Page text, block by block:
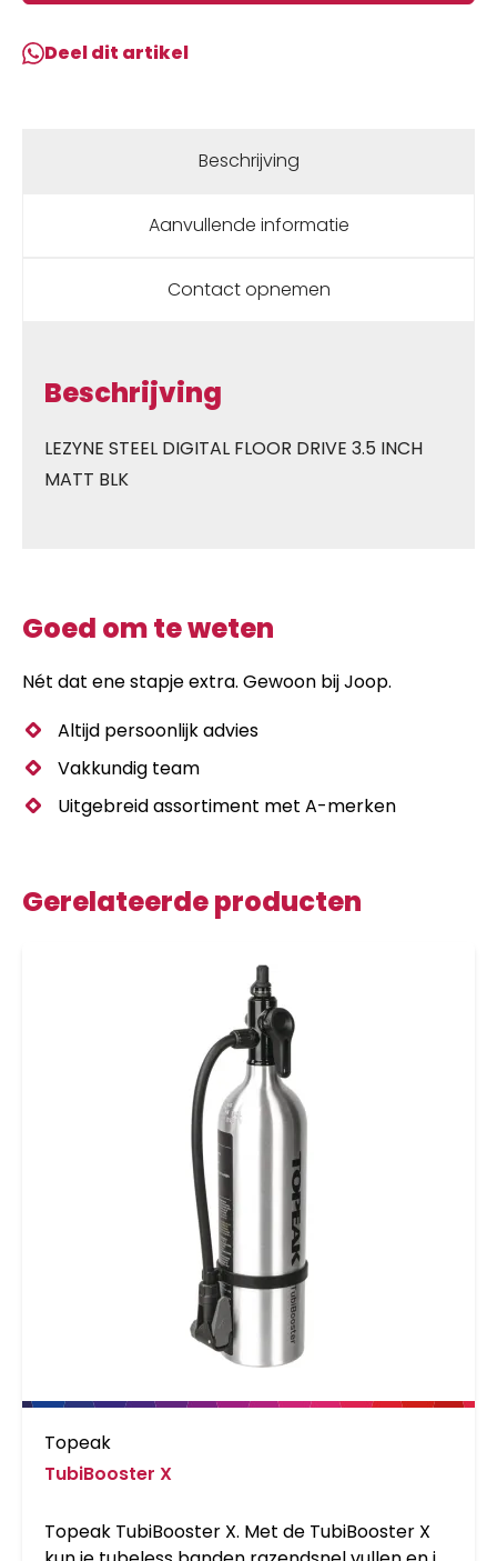
Deel dit artikel
Beschrijving
Aanvullende informatie
Contact opnemen
Beschrijving
LEZYNE STEEL DIGITAL FLOOR DRIVE 3.5 INCH
MATT BLK
Goed om te weten
Nét dat ene stapje extra. Gewoon bij Joop.
Altijd persoonlijk advies
Vakkundig team
Uitgebreid assortiment met A-merken
Gerelateerde producten
Topeak
TubiBooster X
Topeak TubiBooster X. Met de TubiBooster X